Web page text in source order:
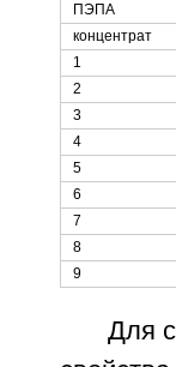
ПЭПА
концентрат
1
2
3
4
5
6
7
8
9
Для